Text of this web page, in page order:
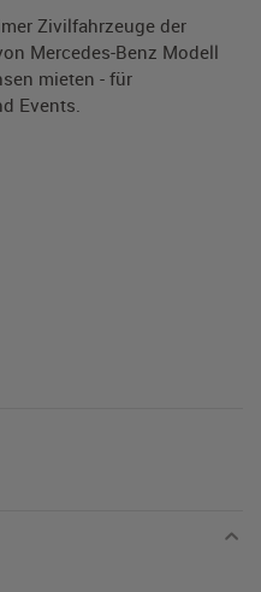
Zivilfahrzeuge der
Mercedes-Benz Modell
mieten - für
Events.